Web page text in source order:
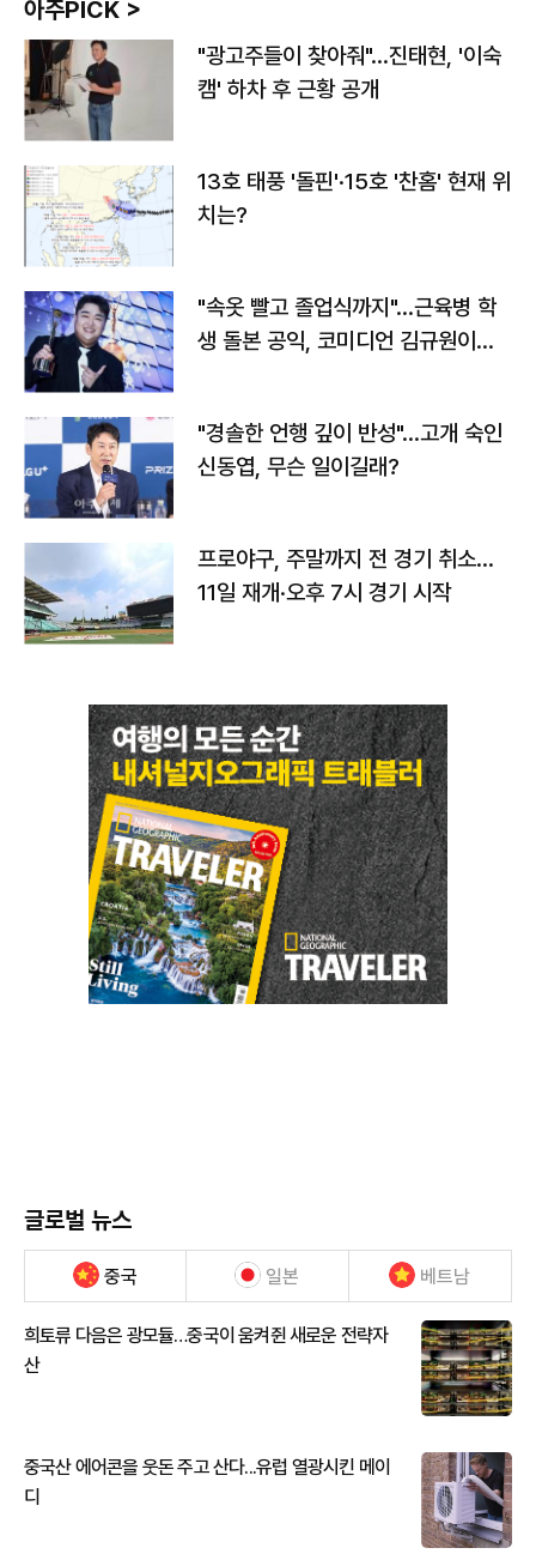
아주PICK >
"광고주들이 찾아줘"…진태현, '이숙
캠' 하차 후 근황 공개
13호 태풍 '돌핀'·15호 '찬홈' 현재 위
치는?
"속옷 빨고 졸업식까지"…근육병 학
생 돌본 공익, 코미디언 김규원이었
"경솔한 언행 깊이 반성"…고개 숙인
신동엽, 무슨 일이길래?
프로야구, 주말까지 전 경기 취소…
11일 재개·오후 7시 경기 시작
글로벌 뉴스
중국 일본 베트남
희토류 다음은 광모듈…중국이 움켜쥔 새로운 전략자
산
중국산 에어콘을 웃돈 주고 산다...유럽 열광시킨 메이
디